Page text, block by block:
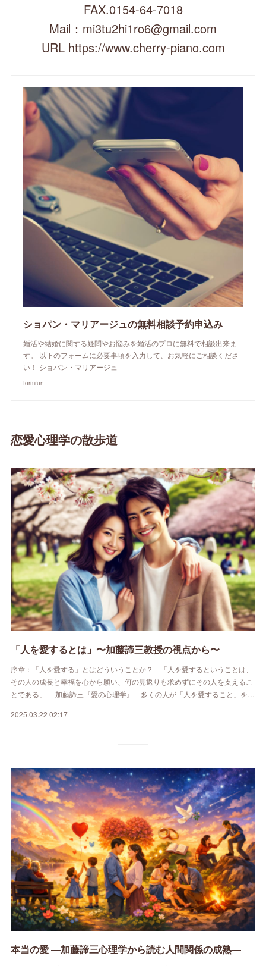
FAX.0154-64-7018
Mail：mi3tu2hi1ro6@gmail.com
URL https://www.cherry-piano.com
ショパン・マリアージュの無料相談予約申込み
婚活や結婚に関する疑問やお悩みを婚活のプロに無料で相談出来ま
す。 以下のフォームに必要事項を入力して、お気軽にご相談くださ
い！ ショパン・マリアージュ
formrun
恋愛心理学の散歩道
「人を愛するとは」〜加藤諦三教授の視点から〜
序章：「人を愛する」とはどういうことか？ 「人を愛するということは、
その人の成長と幸福を心から願い、何の見返りも求めずにその人を支えるこ
とである」― 加藤諦三『愛の心理学』 多くの人が「人を愛すること」を…
2025.03.22 02:17
本当の愛 ―加藤諦三心理学から読む人間関係の成熟―